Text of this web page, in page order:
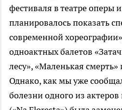
фестиваля в театре оперы
планировалось показать
современной
одноактных балетов
лесу», «Маленькая
Однако, как мы уже
болезни одного из актеров